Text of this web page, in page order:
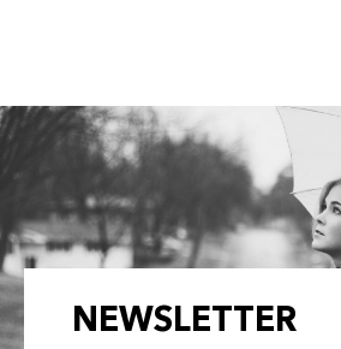
NEWSLETTER